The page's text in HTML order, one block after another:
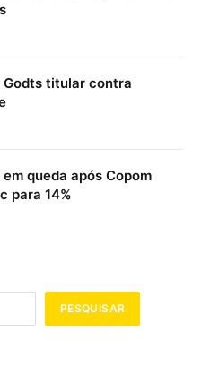
Godts titular contra
queda após Copom
para 14%
PESQUISAR